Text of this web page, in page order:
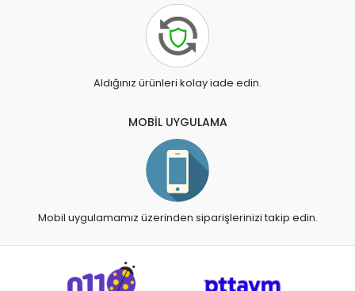
Aldığınız ürünleri kolay iade edin.
MOBİL UYGULAMA
Mobil uygulamamız üzerinden siparişlerinizi takip edin.